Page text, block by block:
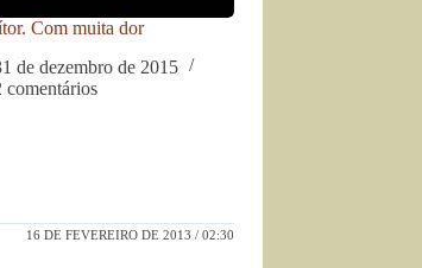
Com muita dor
de dezembro de 2015
comentários
16 DE FEVEREIRO DE 2013 / 02:30